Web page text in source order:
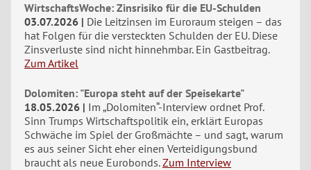
WirtschaftsWoche: Zinsrisiko für die EU-Schulden
03.07.2026
Die Leitzinsen im Euroraum steigen – das
hat Folgen für die versteckten Schulden der EU. Diese
Zinsverluste sind nicht hinnehmbar. Ein Gastbeitrag.
Zum Artikel
Dolomiten: "Europa steht auf der Speisekarte"
18.05.2026
Im „Dolomiten“-Interview ordnet Prof.
Sinn Trumps Wirtschaftspolitik ein, erklärt Europas
Schwäche im Spiel der Großmächte – und sagt, warum
es aus seiner Sicht eher einen Verteidigungsbund
braucht als neue Eurobonds. Zum Interview